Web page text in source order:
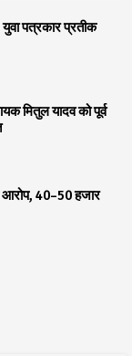
पत्रकार प्रतीक
मितुल यादव को पूर्व
आरोप, 40–50 हजार